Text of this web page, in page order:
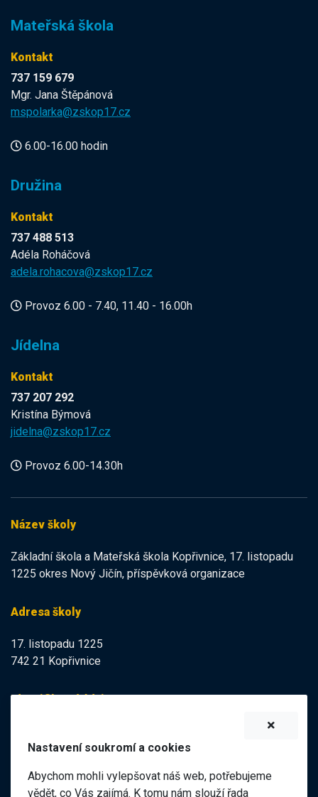
Mateřská škola
Kontakt
737 159 679
Mgr. Jana Štěpánová
mspolarka@zskop17.cz
6.00-16.00 hodin
Družina
Kontakt
737 488 513
Adéla Roháčová
adela.rohacova@zskop17.cz
Provoz 6.00 - 7.40, 11.40 - 16.00h
Jídelna
Kontakt
737 207 292
Kristína Býmová
jidelna@zskop17.cz
Provoz 6.00-14.30h
Název školy
Základní škola a Mateřská škola Kopřivnice, 17. listopadu
1225 okres Nový Jičín, příspěvková organizace
Adresa školy
17. listopadu 1225
742 21 Kopřivnice
Identifikační údaje
IČO:47998121
Elektronická podatelna
Nastavení soukromí a cookies
Abychom mohli vylepšovat náš web, potřebujeme
vědět, co Vás zajímá. K tomu nám slouží řada